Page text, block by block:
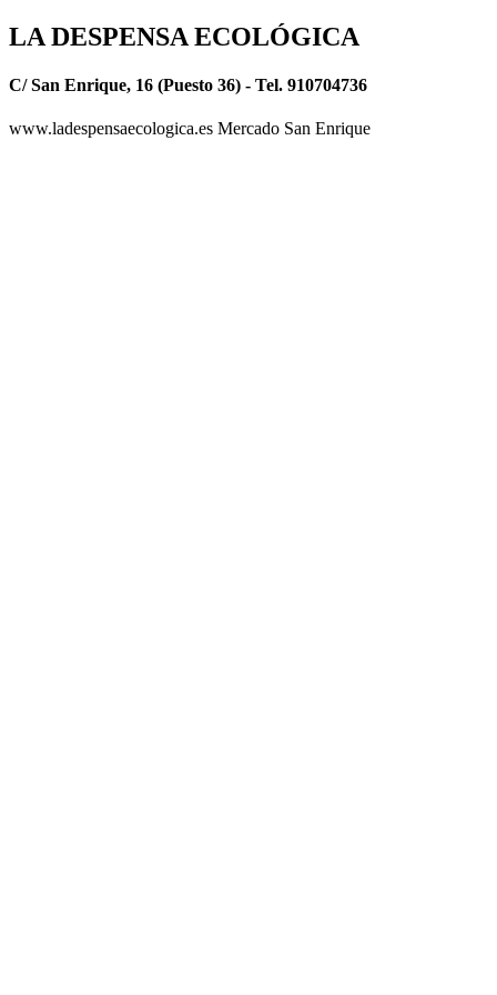
LA DESPENSA ECOLÓGICA
C/ San Enrique, 16 (Puesto 36) - Tel. 910704736
www.ladespensaecologica.es Mercado San Enrique